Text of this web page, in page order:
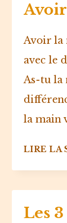
Avoir la
avec le
As-tu la
la main
LIRE LA
Les